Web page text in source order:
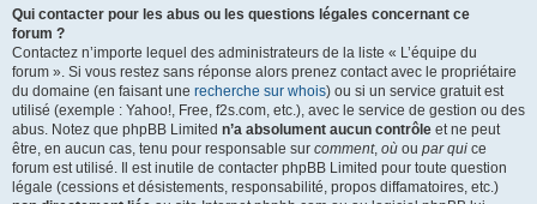
Qui contacter pour les abus ou les questions légales concernant ce
forum ?
Contactez n’importe lequel des administrateurs de la liste « L’équipe du
forum ». Si vous restez sans réponse alors prenez contact avec le propriétaire
du domaine (en faisant une recherche sur whois) ou si un service gratuit est
utilisé (exemple : Yahoo!, Free, f2s.com, etc.), avec le service de gestion ou des
abus. Notez que phpBB Limited n’a absolument aucun contrôle et ne peut
être, en aucun cas, tenu pour responsable sur comment, où ou par qui ce
forum est utilisé. Il est inutile de contacter phpBB Limited pour toute question
légale (cessions et désistements, responsabilité, propos diffamatoires, etc.)